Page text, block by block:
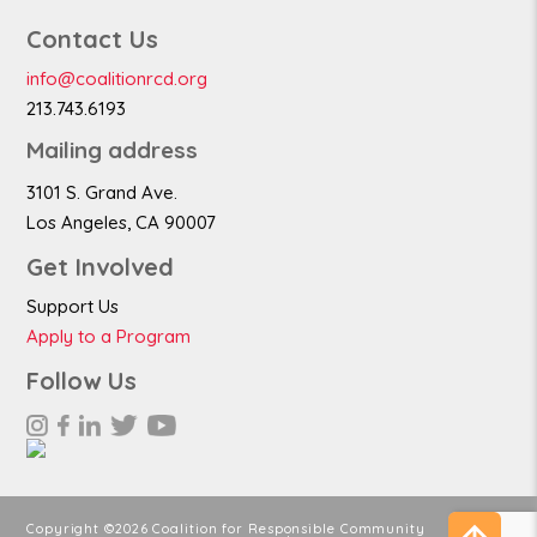
Contact Us
info@coalitionrcd.org
213.743.6193
Mailing address
3101 S. Grand Ave.
Los Angeles, CA 90007
Get Involved
Support Us
Apply to a Program
Follow Us
Copyright ©2026 Coalition for Responsible Community